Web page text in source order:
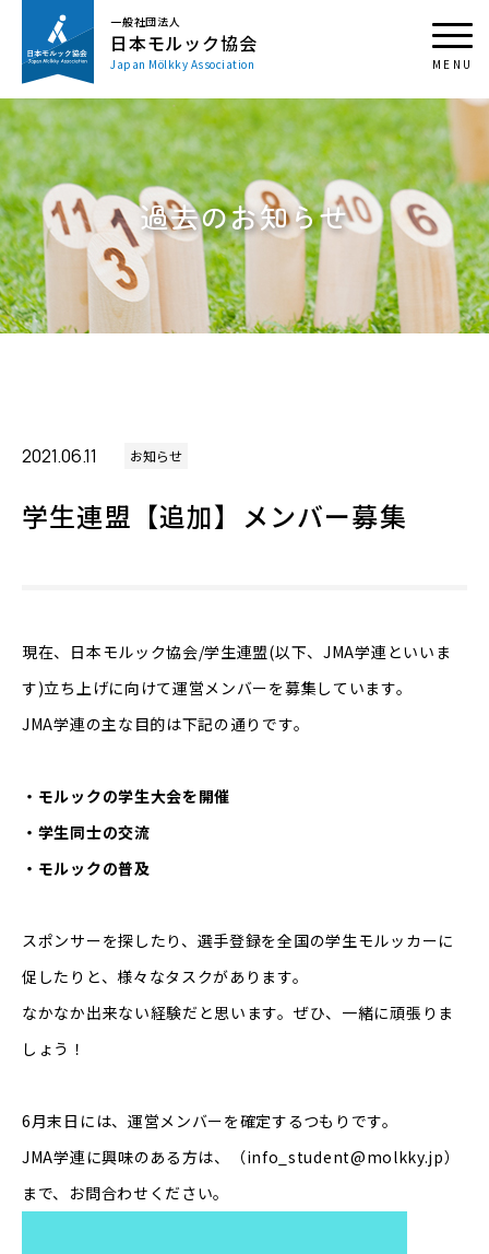
一般社団法人
日本モルック協会
Japan Mölkky Association
過去のお知らせ
2021.06.11 お知らせ
学生連盟【追加】メンバー募集
現在、日本モルック協会/学生連盟(以下、JMA学連といいま
す)立ち上げに向けて運営メンバーを募集しています。
JMA学連の主な目的は下記の通りです。
・モルックの学生大会を開催
・学生同士の交流
・モルックの普及
スポンサーを探したり、選手登録を全国の学生モルッカーに
促したりと、様々なタスクがあります。
なかなか出来ない経験だと思います。 ぜひ、一緒に頑張りま
しょう！
6月末日には、運営メンバーを確定するつもりです。
JMA学連に興味のある方は、（info_student@molkky.jp）
まで、お問合わせください。